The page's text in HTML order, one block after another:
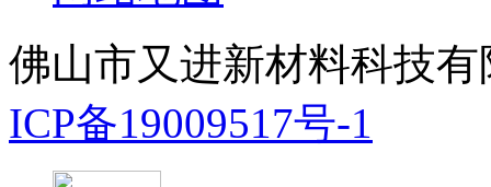
佛山市又进新材料科技
ICP备19009517号-1